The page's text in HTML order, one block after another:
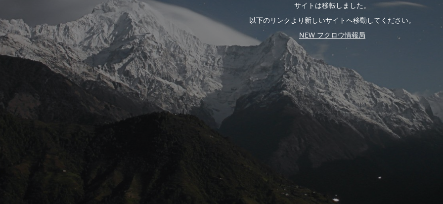
サイトは移転しました。
以下のリンクより新しいサイトへ移動してください。
NEW フクロウ情報局